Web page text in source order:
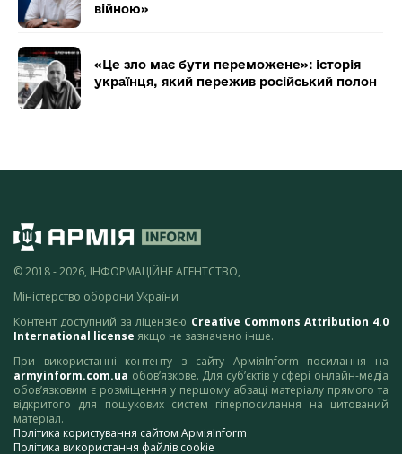
війною»
«Це зло має бути переможене»: історія
українця, який пережив російський полон
© 2018 - 2026, ІНФОРМАЦІЙНЕ АГЕНТСТВО,
Міністерство оборони України
Контент доступний за ліцензією Creative Commons Attribution 4.0
International license якщо не зазначено інше.
При використанні контенту з сайту АрміяInform посилання на
armyinform.com.ua обов’язкове. Для суб’єктів у сфері онлайн-медіа
обов’язковим є розміщення у першому абзаці матеріалу прямого та
відкритого для пошукових систем гіперпосилання на цитований
матеріал.
Політика користування сайтом АрміяInform
Політика використання файлів cookie